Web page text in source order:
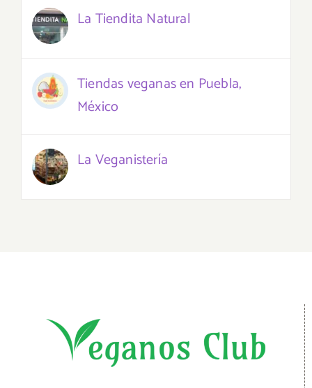
La Tiendita Natural
Tiendas veganas en Puebla,
México
La Veganistería